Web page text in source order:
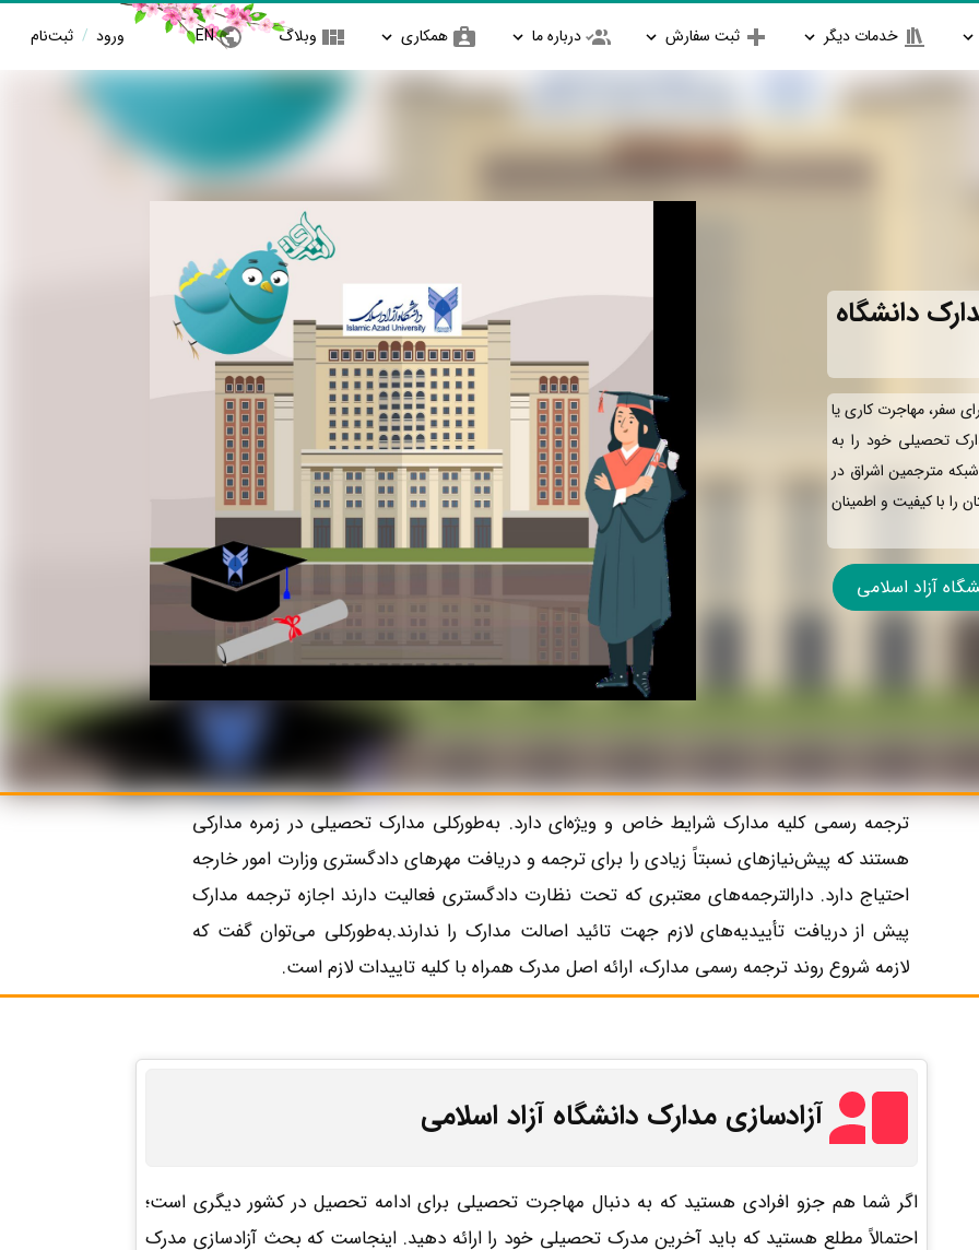
خدمات دیگر ثبت سفارش درباره ما همکاری وبلاگ EN ورود / ثبت‌نام
دانشگاه
سفر، مهاجرت کاری یا
تحصیلی خود را به
مترجمین اشراق در
را با کیفیت و اطمینان
آزاد اسلامی
ترجمه رسمی کلیه مدارک شرایط خاص و ویژه‌ای دارد. به‌طورکلی مدارک تحصیلی در زمره مدارکی
هستند که پیش‌نیازهای نسبتاً زیادی را برای ترجمه و دریافت مهرهای دادگستری وزارت امور خارجه
احتیاج دارد. دارالترجمه‌های معتبری که تحت نظارت دادگستری فعالیت دارند اجازه ترجمه مدارک
پیش از دریافت تأییدیه‌های لازم جهت تائید اصالت مدارک را ندارند.به‌طورکلی می‌توان گفت که
لازمه شروع روند ترجمه رسمی مدارک، ارائه اصل مدرک همراه با کلیه تاییدات لازم است.
آزادسازی مدارک دانشگاه آزاد اسلامی
اگر شما هم جزو افرادی هستید که به دنبال مهاجرت تحصیلی برای ادامه تحصیل در کشور دیگری است؛
احتمالاً مطلع هستید که باید آخرین مدرک تحصیلی خود را ارائه دهید. اینجاست که بحث آزادسازی مدرک